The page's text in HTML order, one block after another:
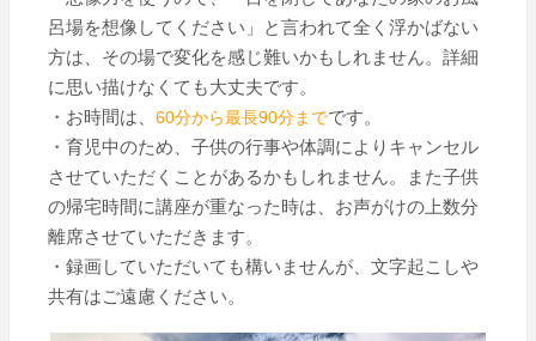
呂場を想像してください」と言われて全く浮かばない
方は、その場で変化を感じ難いかもしれません。詳細
に思い描けなくても大丈夫です。
・お時間は、
60分から最長90分までです。
・育児中のため、子供の行事や体調によりキャンセル
させていただくことがあるかもしれません。また子供
の帰宅時間に講座が重なった時は、お声がけの上数分
離席させていただきます。
・録画していただいても構いませんが、文字起こしや
共有はご遠慮ください。